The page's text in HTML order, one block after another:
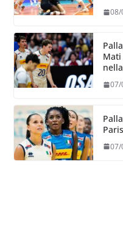
08/
Mati
07/
07/